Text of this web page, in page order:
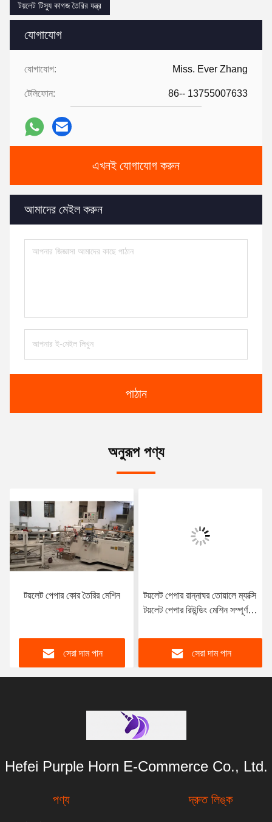
যোগাযোগ
যোগাযোগ: Miss. Ever Zhang
টেলিফোন: 86-- 13755007633
এখনই যোগাযোগ করুন
আমাদের মেইল করুন
পাঠান
টয়লেট টিস্যু কাগজ তৈরির যন্ত্র
অনুরূপ পণ্য
টয়লেট পেপার কোর তৈরির মেশিন
সেরা দাম পান
টয়লেট পেপার রান্নাঘর তোয়ালে ম্যাক্সি
টয়লেট পেপার রিউন্ডিং মেশিন সম্পূর্ণ
সেরা দাম পান
Hefei Purple Horn E-Commerce Co., Ltd.
পণ্য দ্রুত লিঙ্ক